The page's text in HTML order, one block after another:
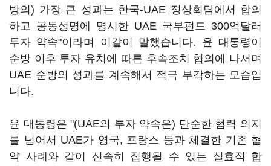
방의) 가장 큰 성과는 한국-UAE 정상회담에서 합의
하고 공동성명에 명시한 UAE 국부펀드 300억달러
투자 약속"이라며 이같이 말했습니다. 윤 대통령이
순방 이후 투자 유치에 따른 후속조치 협의에 나서며
UAE 순방의 성과를 계속해서 적극 부각하는 모습입
니다.
윤 대통령은 "(UAE의 투자 약속은) 단순한 협력 의지
를 넘어서 UAE가 영국, 프랑스 등과 체결한 기존 협
약 사례와 같이 신속히 집행될 수 있는 실효적 합